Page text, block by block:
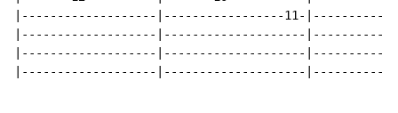
|-------------------|-----------------11-
|-------------------|--------------------
|-------------------|--------------------
|-------------------|--------------------